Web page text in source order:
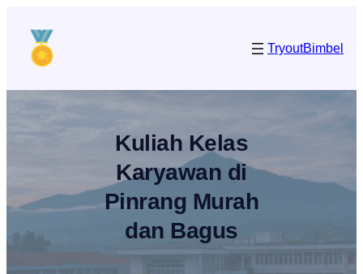
konten
TryoutBimbel
Kuliah Kelas
Karyawan di
Pinrang Murah
dan Bagus